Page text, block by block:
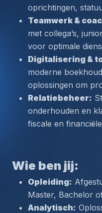
oprichtingen,
Teamwerk &
met collega’s,
voor optimale
Digitalisering &
moderne
oplossingen om
Relatiebeheer:
onderhouden en
fiscale en
Wie ben jij:
Opleiding:
Master, Bachelor
Analytisch: